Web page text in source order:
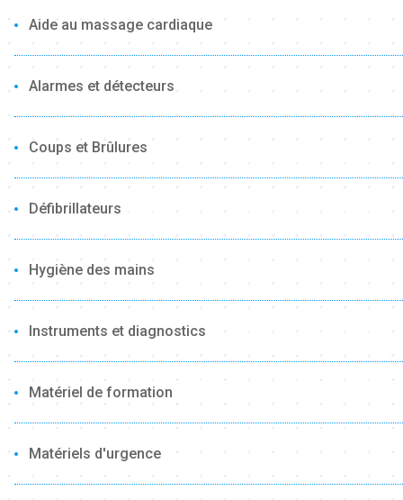
Aide au massage cardiaque
Alarmes et détecteurs
Coups et Brûlures
Défibrillateurs
Hygiène des mains
Instruments et diagnostics
Matériel de formation
Matériels d'urgence